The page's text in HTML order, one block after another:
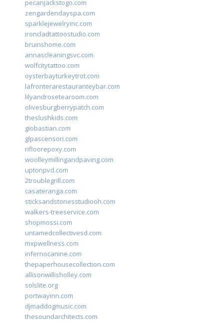
pecanjackstogo.com
zengardendayspa.com
sparklejewelryinc.com
ironcladtattoostudio.com
bruinshome.com
annascleaningsvc.com
wolfcitytattoo.com
oysterbayturkeytrot.com
lafronterarestauranteybar.com
lilyandrosetearoom.com
olivesburgberrypatch.com
theslushkids.com
giobastian.com
glpascensori.com
rifloorepoxy.com
woolleymillingandpaving.com
uptonpvd.com
2troublegrill.com
casateranga.com
sticksandstonesstudiooh.com
walkers-treeservice.com
shopmossi.com
untamedcollectivesd.com
mxpwellness.com
infernocanine.com
thepaperhousecollection.com
allisonwillisholley.com
solslite.org
portwayinn.com
djmaddogmusic.com
thesoundarchitects.com